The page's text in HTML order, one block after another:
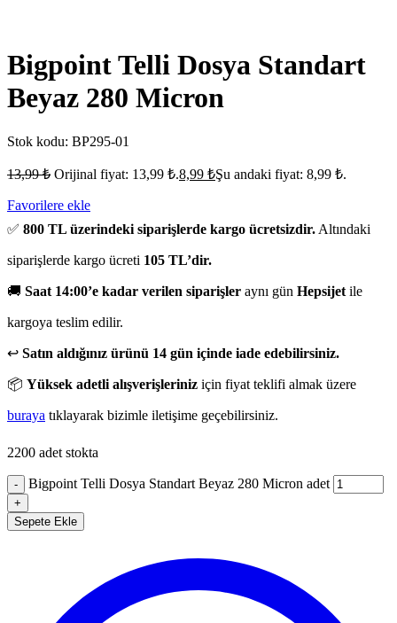
Bigpoint Telli Dosya Standart
Beyaz 280 Micron
Stok kodu: BP295-01
13,99₺ Orijinal fiyat: 13,99 ₺.8,99 ₺Şu andaki fiyat: 8,99 ₺.
Favorilere ekle
✅ 800 TL üzerindeki siparişlerde kargo ücretsizdir. Altındaki
siparişlerde kargo ücreti 105 TL’dir.
🚚 Saat 14:00’e kadar verilen siparişler aynı gün Hepsijet ile
kargoya teslim edilir.
↩️ Satın aldığınız ürünü 14 gün içinde iade edebilirsiniz.
📦 Yüksek adetli alışverişleriniz için fiyat teklifi almak üzere
buraya tıklayarak bizimle iletişime geçebilirsiniz.
2200 adet stokta
- Bigpoint Telli Dosya Standart Beyaz 280 Micron adet
+
Sepete Ekle